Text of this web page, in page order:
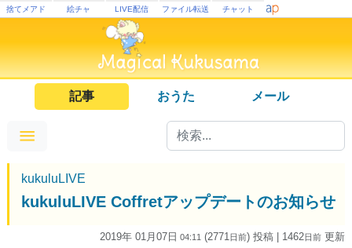
捨てメアド 絵チャ LIVE配信 ファイル転送 チャット
記事 おうた メール
kukuluLIVE
kukuluLIVE Coffretアップデートのお知らせ
2019年 01月07日 04:11 (2771 日前) 投稿 | 1462日前 更新